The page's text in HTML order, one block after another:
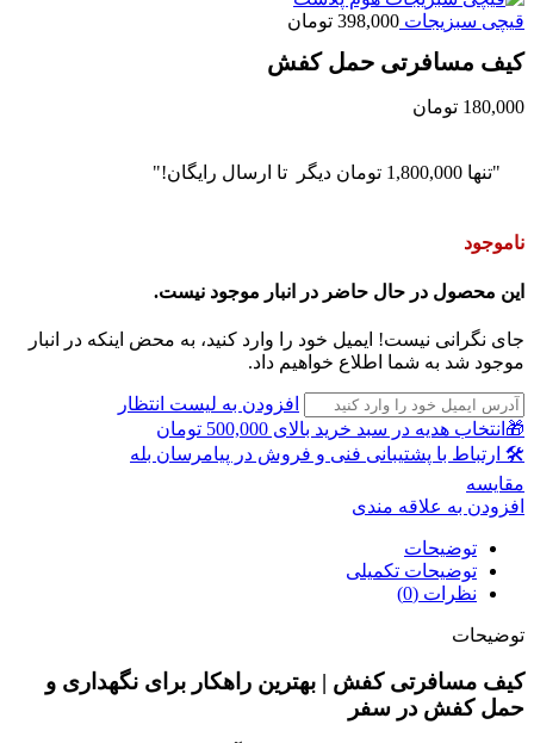
قیچی سبزیجات 398,000 تومان
کیف مسافرتی حمل کفش
180,000 تومان
"تنها 1,800,000 تومان دیگر تا ارسال رایگان!"
ناموجود
این محصول در حال حاضر در انبار موجود نیست.
جای نگرانی نیست! ایمیل خود را وارد کنید، به محض اینکه در انبار
موجود شد به شما اطلاع خواهیم داد.
افزودن به لیست انتظار
🎁انتخاب هدیه در سبد خرید بالای 500,000 تومان
🛠 ارتباط با پشتیبانی فنی و فروش در پیامرسان بله
مقايسه
افزودن به علاقه مندی
توضیحات
توضیحات تکمیلی
نظرات (0)
توضیحات
کیف مسافرتی کفش | بهترین راهکار برای نگهداری و
حمل کفش در سفر